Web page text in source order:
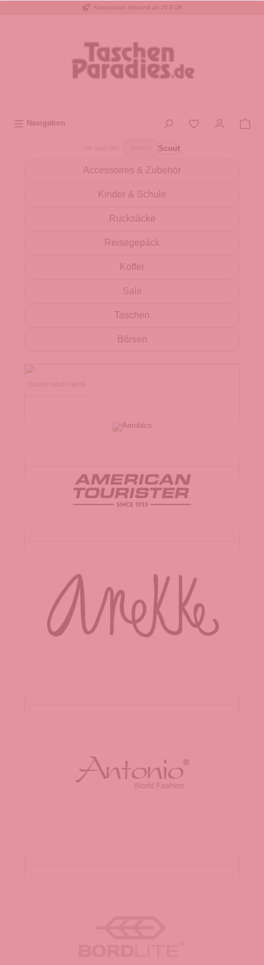
Kostenloser Versand ab 20 EUR
Navigation
Scout
Accessoires & Zubehör
Kinder & Schule
Rucksäcke
Reisegepäck
Koffer
Sale
Taschen
Börsen